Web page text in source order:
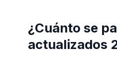
¿Cuánto se
actualizados